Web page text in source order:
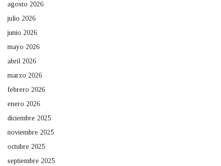
agosto 2026
julio 2026
junio 2026
mayo 2026
abril 2026
marzo 2026
febrero 2026
enero 2026
diciembre 2025
noviembre 2025
octubre 2025
septiembre 2025